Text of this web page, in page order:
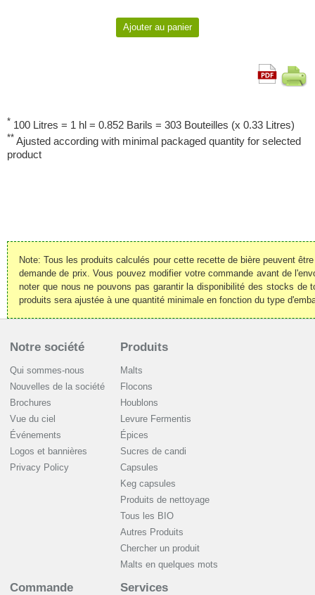
* 100 Litres = 1 hl = 0.852 Barils = 303 Bouteilles (x 0.33 Litres)
** Ajusted according with minimal packaged quantity for selected
product
Note: Tous les produits calculés pour cette recette de bière peuvent
demande de prix. Vous pouvez modifier votre commande avant de
noter que nous ne pouvons pas garantir la disponibilité des stocks de
produits sera ajustée à une quantité minimale en fonction du type
Notre société
Qui sommes-nous
Nouvelles de la société
Brochures
Vue du ciel
Événements
Logos et bannières
Privacy Policy
Produits
Malts
Flocons
Houblons
Levure Fermentis
Épices
Sucres de candi
Capsules
Keg capsules
Produits de nettoyage
Tous les BIO
Autres Produits
Chercher un produit
Malts en quelques mots
Commande Services